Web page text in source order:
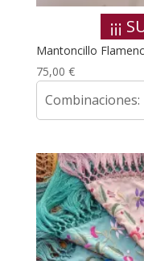
¡¡¡
Mantoncillo
75,00 €
Combinaciones: